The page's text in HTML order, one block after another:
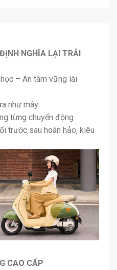
NGHĨA LẠI TRẢI
– An tâm vững lái
như mây
từng chuyển động
trước sau hoàn hảo, kiêu
CAO CẤP